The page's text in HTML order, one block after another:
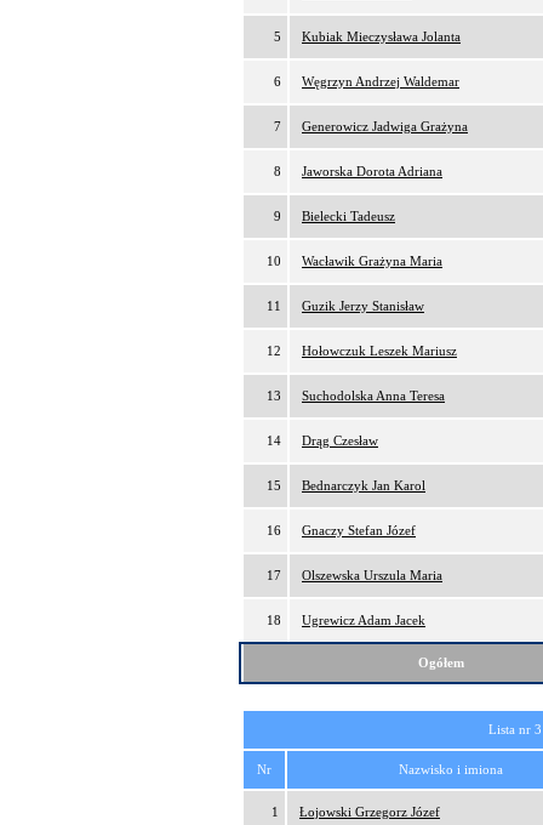
5 Kubiak Mieczysława Jolanta
6 Węgrzyn Andrzej Waldemar
7 Generowicz Jadwiga Grażyna
8 Jaworska Dorota Adriana
9 Bielecki Tadeusz
10 Wacławik Grażyna Maria
11 Guzik Jerzy Stanisław
12 Hołowczuk Leszek Mariusz
13 Suchodolska Anna Teresa
14 Drąg Czesław
15 Bednarczyk Jan Karol
16 Gnaczy Stefan Józef
17 Olszewska Urszula Maria
18 Ugrewicz Adam Jacek
Ogółem
Lista nr
Nr Nazwisko i imiona
1 Łojowski Grzegorz Józef